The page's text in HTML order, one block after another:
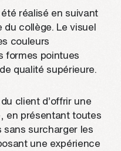
réalisé en suivant
du collège. Le visuel
couleurs
formes pointues
qualité supérieure.
client d’offrir une
en présentant toutes
sans surcharger les
une expérience